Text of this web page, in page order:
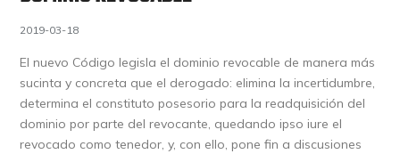
2019-03-18
El nuevo Código legisla el dominio revocable de manera más
sucinta y concreta que el derogado: elimina la incertidumbre,
determina el constituto posesorio para la readquisición del
dominio por parte del revocante, quedando ipso iure el
revocado como tenedor, y, con ello, pone fin a discusiones